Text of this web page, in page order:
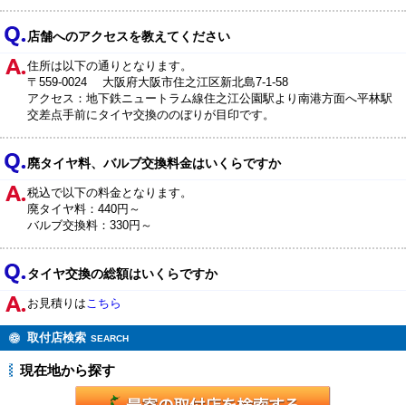
店舗へのアクセスを教えてください
住所は以下の通りとなります。
〒559-0024 大阪府大阪市住之江区新北島7-1-58
アクセス：地下鉄ニュートラム線住之江公園駅より南港方面へ平林駅
交差点手前にタイヤ交換ののぼりが目印です。
廃タイヤ料、バルブ交換料金はいくらですか
税込で以下の料金となります。
廃タイヤ料：440円～
バルブ交換料：330円～
タイヤ交換の総額はいくらですか
お見積りはこちら
取付店検索 SEARCH
現在地から探す